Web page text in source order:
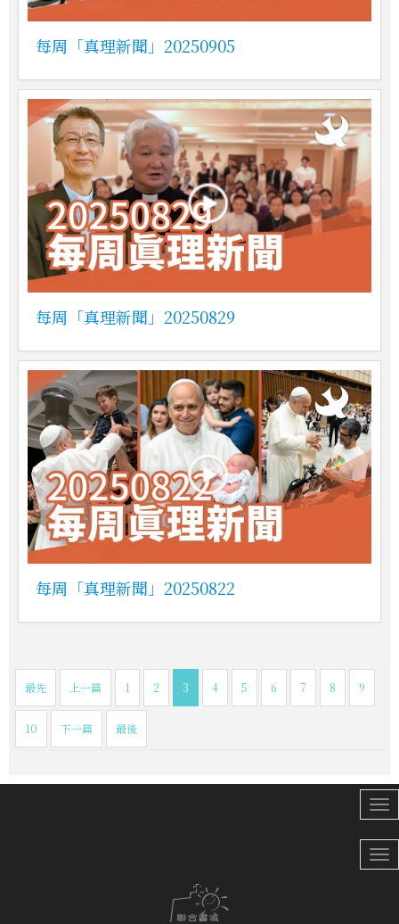
每周「真理新聞」20250905
每周「真理新聞」20250829
每周「真理新聞」20250822
最先 上一篇 1 2 3 4 5 6 7 8 9
10 下一篇 最後